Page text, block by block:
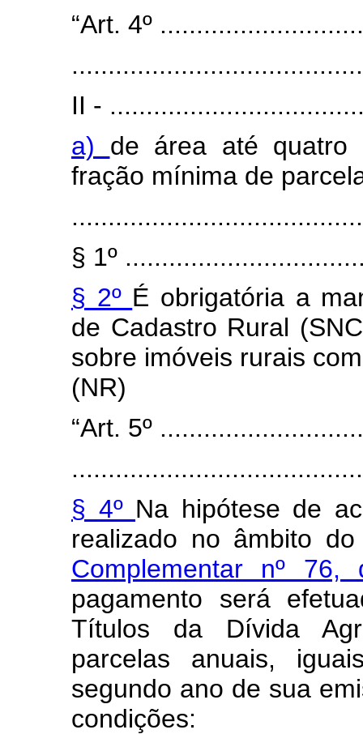
“Art. 4º
II -
a) de área até quatro
fração mínima de
§ 1º
§ 2º É obrigatória a
de Cadastro Rural
sobre imóveis rurais
(NR)
“Art. 5º
§ 4º Na hipótese de
realizado no âmbito
Complementar nº
pagamento será
Títulos da Dívida
parcelas anuais,
segundo ano de sua
condições: